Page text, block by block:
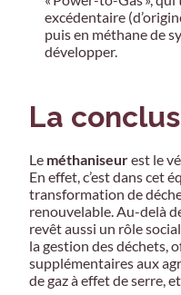
excédentaire
puis en méthane de
développer.
La
Le méthaniseurest le
En effet, c’est dans cet
transformation de
renouvelable. Au-delà
revêt aussi un rôle
la gestion des déchets,
supplémentaires aux
de gaz à effet de serre,